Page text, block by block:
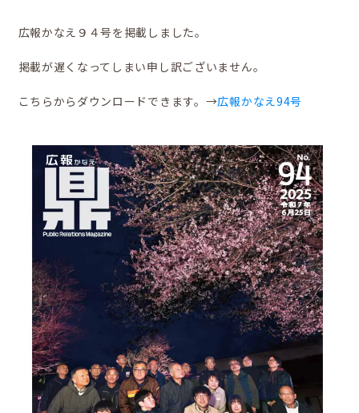
かなえの人特集
鼎地区の魅力
移住をお考えの方へ
お問合せ
広報かなえ９４号を掲載しました。
掲載が遅くなってしまい申し訳ございません。
こちらからダウンロードできます。→広報かなえ94号